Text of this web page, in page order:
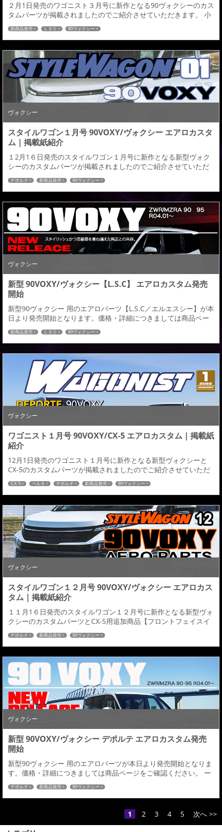
２月1日発売のワゴニスト３月号に新作となる90ヴォクシーのカス
タムパーツが掲載されましたのでご紹介させていただきます。 小
振りながら存在感と上質感を高めるプログラム ご購読の程宜しく
お願い致します。TOYOTA VOXY ZWR/MZRA 90W・95W 2022.01
～admiration L.S.Cー価格・詳細ページーTOYOTA VOXY
ZWR/MZRA 90W・95W 2022.01～■...
新商品発売 ＬＳＣ 90ヴォクシー
ヴォクシー
スタイルワゴン１月号 90VOXY/ヴォクシー エアロカスタ
ム｜掲載紙紹介
１2月1６日発売のスタイルワゴン１月号に新作となる新型ヴォク
シーのカスタムパーツが掲載されましたのでご紹介させていただ
きます。 ご購読の程宜しくお願い致します。TOYOTA VOXY
ZWR/MZRA 90W・95W 2022.01～admiration L.S.C【１2月１5日
発売】 ー価格・詳細ページーTOYOTA VOXY ZWR/MZRA 90W・
95W 2022.01～■フロントアンダー...
デポルテ 新商品発売 90ヴォクシー
ヴォクシー
新型 90VOXY/ヴォクシー【L.S.C】 エアロカスタム発売
開始
新型90ヴォクシー 用のエアロパーツ【L.S.C／エルエスシー】が本
日より発売開始となります。価格・詳細につきましては商品ペー
ジをご確認ください。 ー価格・詳細ページー TOYOTA VOXY
ZWR/MZRA 90W・95W 2022.01～【１１月１5日発売】■フロン
トアンダースポイラーフロントワンメイクとしても完結できる小
ぶりながらセンター部ににメッキモールを採用した存在感と上質
感を高めヴォ...
新商品発売 ＬＳＣ 90ヴォクシー
ヴォクシー
ワゴニスト１月号 90VOXY/CX-5 エアロカスタム｜掲載紙
紹介
12月1日発売のワゴニスト１月号に新作となる新型ヴォクシーと
CX-5のカスタムパーツが掲載されましたのでご紹介させていただ
きます。 admiration Belta CX-5admiration DEPORTE 90VOXY
掲載号ではアドミレイションのデモカー紹介とは別に、今回マル
カサービス様のMIDホイールの紹介記事と広告にもデモカーをそ
れぞれ使用していただきましたのでこちらもご紹介させていた...
CX-5 ベルタ デポルテ 新商品発売 90ヴォクシー
ヴォクシー
スタイルワゴン１２月号 90VOXY/ヴォクシー エアロカス
タム｜掲載紙紹介
１１月1６日発売のスタイルワゴン１２月号に新作となる新型ヴォ
クシーのカスタムパーツとCX-5用追加商品【フロントフェイスイ
ルミネーショングリル】が掲載されましたのでご紹介させていた
だきます。 ご購読の程宜しくお願い致します。TOYOTA VOXY
ZWR/MZRA 90W・95W 2022.01～【１１月１６日発売】 ー価
格・詳細ページー■フロントハーフスポイラー先鋭かつ独創的なデ
ザインをさらに高...
デポルテ 新商品発売 90ヴォクシー
ヴォクシー
新型 90VOXY/ヴォクシー デポルテ エアロカスタム発売
開始
新型90ヴォクシー 用のエアロパーツが本日より発売開始となりま
す。価格・詳細につきましては商品ページをご確認ください。 ー
価格・詳細ページー TOYOTA VOXY ZWR/MZRA 90W・95W
2022.01～【１１月１６日発売】■フロントハーフスポイラー先鋭
かつ独創的なデザインをさらに高め、造形美に徹底的に拘り抜い
たフロントハーフエッジの効いた幾重にも重なりあう立体デザイ
デポルテ 新商品発売 90ヴォクシー
1 2 3 4 5 次へ >>